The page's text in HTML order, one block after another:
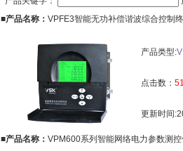
■产品名称： VPFE3智能无功补偿谐波综合控制
产品类型:
点击数：
更新时间
■产品名称： VPM600系列智能网络电力参数测